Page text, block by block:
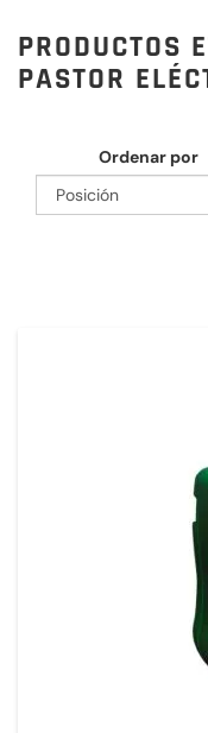
PRODUCTOS
PASTOR
Ordenar por